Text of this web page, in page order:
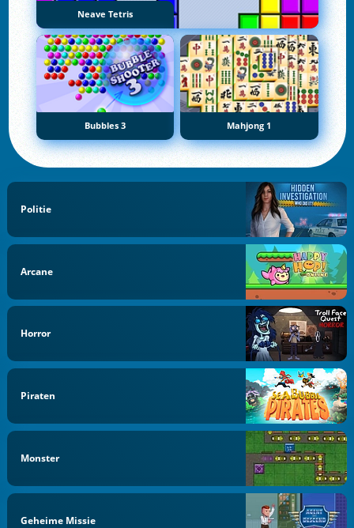
Neave Tetris
Bubbles 3 Mahjong 1
Politie
Arcane
Horror
Piraten
Monster
Geheime Missie